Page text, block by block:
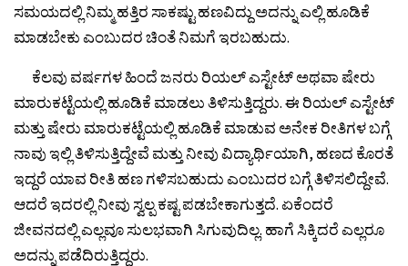
ಸಮಯದಲ್ಲಿ ನಿಮ್ಮ ಹತ್ತಿರ ಸಾಕಷ್ಟು ಹಣವಿದ್ದು ಅದನ್ನು ಎಲ್ಲಿ ಹೂಡಿಕೆ
ಮಾಡಬೇಕು ಎಂಬುದರ ಚಿಂತೆ ನಿಮಗೆ ಇರಬಹುದು.
ಕೆಲವು ವರ್ಷಗಳ ಹಿಂದೆ ಜನರು ರಿಯಲ್ ಎಸ್ಟೇಟ್ ಅಥವಾ ಷೇರು
ಮಾರುಕಟ್ಟೆಯಲ್ಲಿ ಹೂಡಿಕೆ ಮಾಡಲು ತಿಳಿಸುತ್ತಿದ್ದರು. ಈ ರಿಯಲ್ ಎಸ್ಟೇಟ್
ಮತ್ತು ಷೇರು ಮಾರುಕಟ್ಟೆಯಲ್ಲಿ ಹೂಡಿಕೆ ಮಾಡುವ ಅನೇಕ ರೀತಿಗಳ ಬಗ್ಗೆ
ನಾವು ಇಲ್ಲಿ ತಿಳಿಸುತ್ತಿದ್ದೇವೆ ಮತ್ತು ನೀವು ವಿದ್ಯಾರ್ಥಿಯಾಗಿ, ಹಣದ ಕೊರತೆ
ಇದ್ದರೆ ಯಾವ ರೀತಿ ಹಣ ಗಳಿಸಬಹುದು ಎಂಬುದರ ಬಗ್ಗೆ ತಿಳಿಸಲಿದ್ದೇವೆ.
ಆದರೆ ಇದರಲ್ಲಿ ನೀವು ಸ್ವಲ್ಪ ಕಷ್ಟ ಪಡಬೇಕಾಗುತ್ತದೆ. ಏಕೆಂದರೆ
ಜೀವನದಲ್ಲಿ ಎಲ್ಲವೂ ಸುಲಭವಾಗಿ ಸಿಗುವುದಿಲ್ಲ. ಹಾಗೆ ಸಿಕ್ಕಿದರೆ ಎಲ್ಲರೂ
ಅದನ್ನು ಪಡೆದಿರುತ್ತಿದ್ದರು.